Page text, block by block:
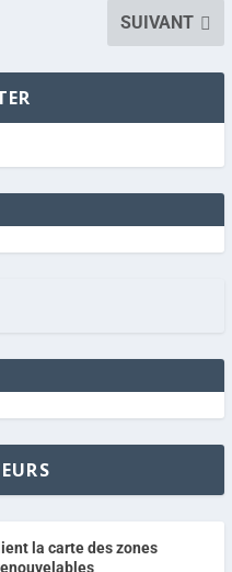
SUIVANT
la carte des zones